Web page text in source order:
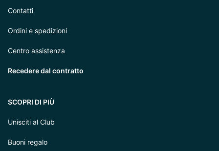
Contatti
Ordini e spedizioni
Centro assistenza
Recedere dal contratto
SCOPRI DI PIÙ
Unisciti al Club
Buoni regalo